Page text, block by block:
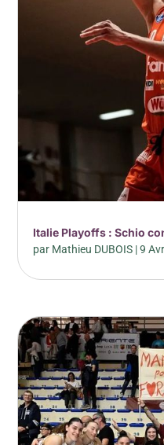
Italie Playoffs : Schio
par Mathieu DUBOIS |9